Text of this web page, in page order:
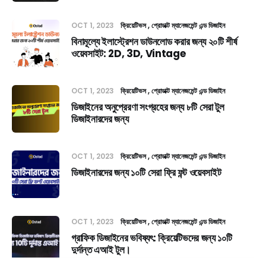
OCT 1, 2023 ক্রিয়েটিভস প্রোডাক্ট ম্যানেজমেন্ট এন্ড ডিজাইন
বিনামূল্যে ইলাস্ট্রেশন ডাউনলোড করার জন্য ২০টি শীর্ষ
ওয়েবসাইট: 2D, 3D, Vintage
OCT 1, 2023 ক্রিয়েটিভস প্রোডাক্ট ম্যানেজমেন্ট এন্ড ডিজাইন
ডিজাইনের অনুপ্রেরণা সংগ্রহের জন্য ৮টি সেরা টুল
ডিজাইনারদের জন্য
OCT 1, 2023 ক্রিয়েটিভস প্রোডাক্ট ম্যানেজমেন্ট এন্ড ডিজাইন
ডিজাইনারদের জন্য ১০টি সেরা ফ্রি ফন্ট ওয়েবসাইট
OCT 1, 2023 ক্রিয়েটিভস প্রোডাক্ট ম্যানেজমেন্ট এন্ড ডিজাইন
গ্রাফিক ডিজাইনের ভবিষ্যৎ: ক্রিয়েটিভদের জন্য ১০টি
দুর্দান্ত এআই টুল।